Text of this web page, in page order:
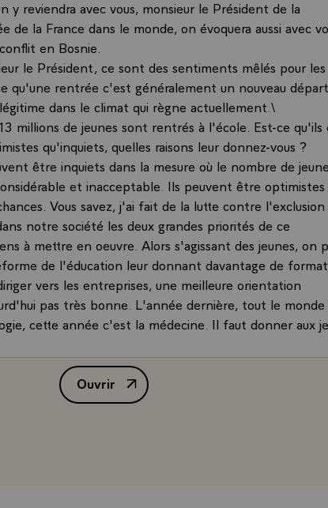
y reviendra avec vous, monsieur le Président de la
de la France dans le monde, on évoquera aussi avec
en Bosnie.
le Président, ce sont des sentiments mêlés pour les
qu'une rentrée c'est généralement un nouveau
dans le climat qui règne actuellement.\
millions de jeunes sont rentrés à l'école. Est-ce qu'ils
qu'inquiets, quelles raisons leur donnez-vous ?
être inquiets dans la mesure où le nombre de
et inacceptable. Ils peuvent être optimistes
Vous savez, j'ai fait de la lutte contre
notre société les deux grandes priorités de ce
à mettre en oeuvre. Alors s'agissant des jeunes, on
de l'éducation leur donnant davantage de
vers les entreprises, une meilleure orientation
pas très bonne. L'année dernière, tout le monde
cette année c'est la médecine. Il faut donner aux
entreprise. En bref, je crois que les Français doivent
adultes doivent comprendre qu'il y a un véritable devoir
des jeunes. Il faut en tirer toutes les conséquences.
Ouvrir
Interview de M. Jacques Chirac,